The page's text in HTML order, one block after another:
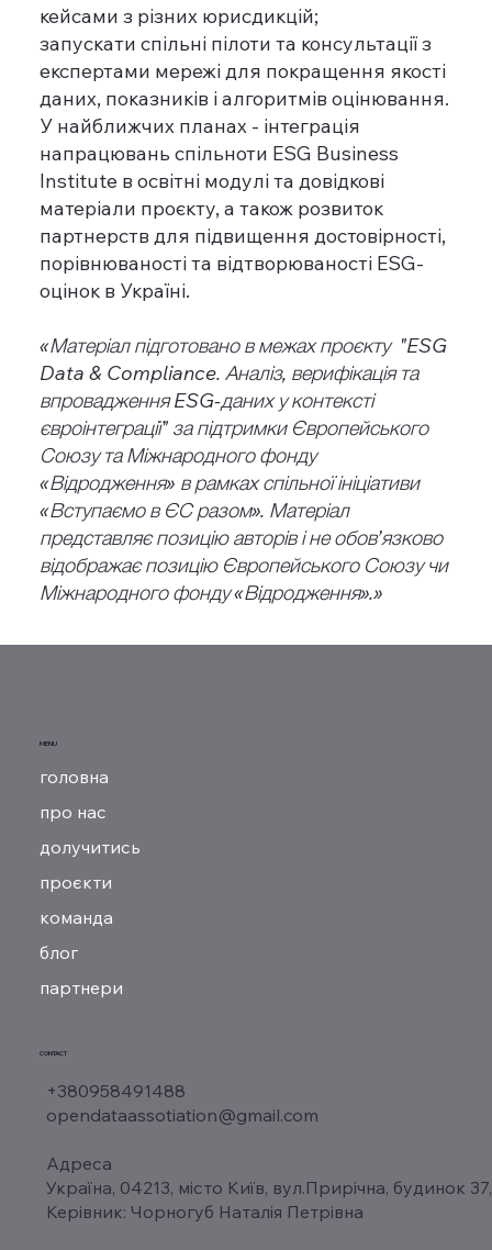
кейсами з різних юрисдикцій;
запускати спільні пілоти та консультації з
експертами мережі для покращення якості
даних, показників і алгоритмів оцінювання.
У найближчих планах - інтеграція
напрацювань спільноти ESG Business
Institute в освітні модулі та довідкові
матеріали проєкту, а також розвиток
партнерств для підвищення достовірності,
порівнюваності та відтворюваності ESG-
оцінок в Україні.
«Матеріал підготовано в межах проєкту "ESG
Data & Compliance. Аналіз, верифікація та
впровадження ESG-даних у контексті
євроінтеграції" за підтримки Європейського
Союзу та Міжнародного фонду
«Відродження» в рамках спільної ініціативи
«Вступаємо в ЄС разом». Матеріал
представляє позицію авторів і не обов’язково
відображає позицію Європейського Союзу чи
Міжнародного фонду «Відродження».»
MENU
головна
про нас
долучитись
проєкти
команда
блог
партнери
CONTACT
+380958491488
opendataassotiation@gmail.com
Адреса
Україна, 04213, місто Київ, вул.Прирічна, будинок
Керівник: Чорногуб Наталія Петрівна